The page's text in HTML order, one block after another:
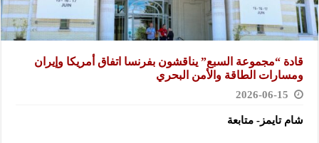
قادة “مجموعة السبع” يناقشون بفرنسا اتفاق أمريكا وإيران
ومسارات الطاقة ‏والأمن البحري
2026-06-15
شام تايمز- متابعة